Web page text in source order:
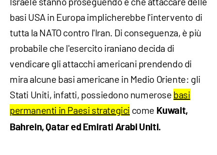
basi USA in Europa implicherebbe l'intervento di
tutta la NATO contro l'Iran. Di conseguenza, è più
probabile che l'esercito iraniano decida di
vendicare gli attacchi americani prendendo di
mira alcune basi americane in Medio Oriente: gli
Stati Uniti, infatti, possiedono numerose basi
permanenti in Paesi strategici come Kuwait,
Bahrein, Qatar ed Emirati Arabi Uniti.